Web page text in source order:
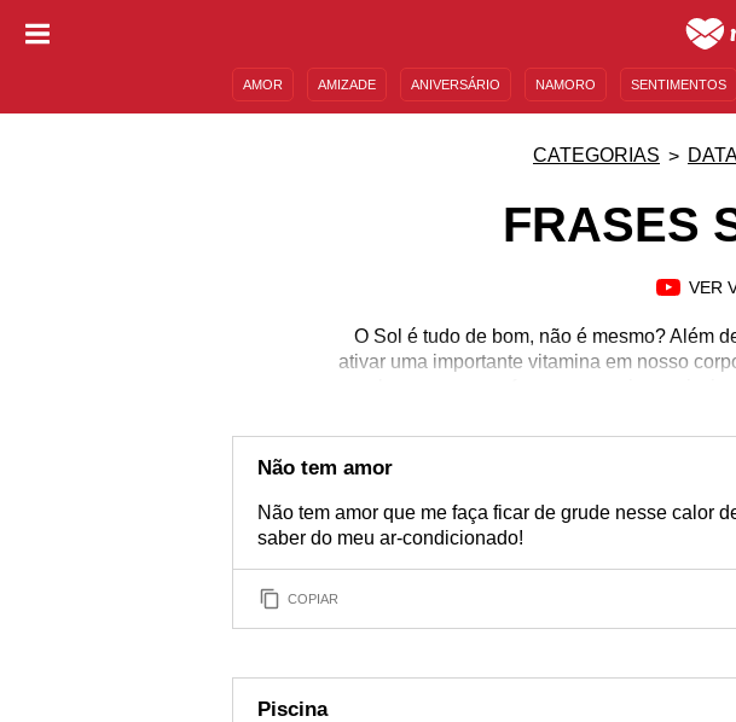
AMOR AMIZADE ANIVERSÁRIO NAMORO SENTIMENTOS
CATEGORIAS
FRASES
VER
O Sol é tudo de bom, não é mesmo? Além
ativar uma importante vitamina em nosso
um bronze ou se refrescar na praia ou
até mesmo, passarem mal. Sendo do time que
compartilhar em suas redes sociais de acordo
Não tem amor
Não tem amor que me faça ficar de grude nesse calor
saber do meu ar-condicionado!
COPIAR
Piscina